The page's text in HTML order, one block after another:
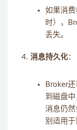
如果消
时），
丢失。
消息持久化：
Broker
到磁盘
消息仍
别适用于